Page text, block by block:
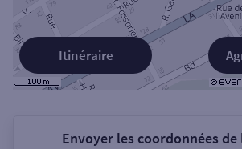
Itinéraire
Envoyer les coordonnées de